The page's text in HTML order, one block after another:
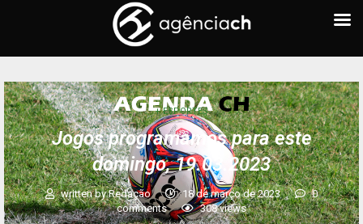
+ ESPORTES
Jogos programamos para este
domingo, 19.03.2023
written byRedação 18 de março de 2023
0
comments
308views